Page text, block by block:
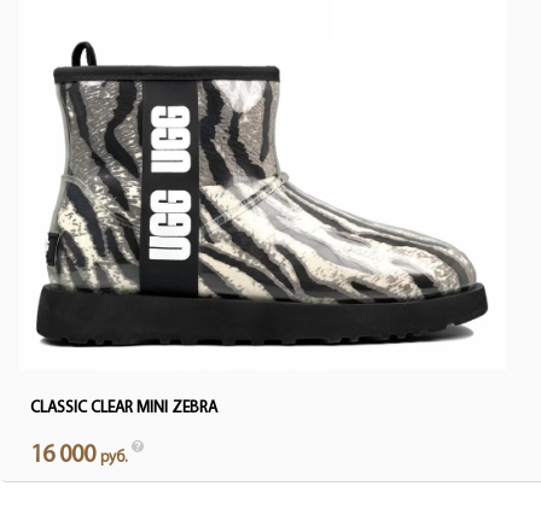
CLASSIC CLEAR MINI ZEBRA
16 000 руб.